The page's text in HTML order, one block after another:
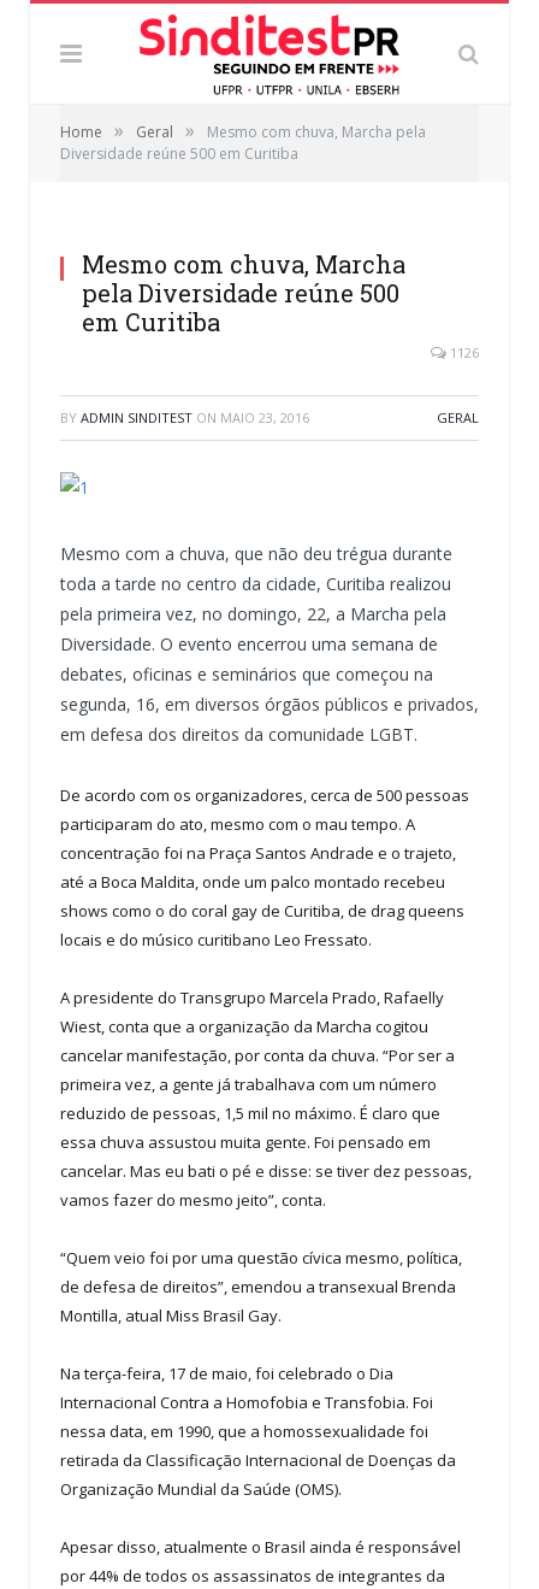
Home » Geral »
Mesmo com chuva, Marcha pela
Diversidade reúne 500 em Curitiba
Mesmo com chuva, Marcha
pela Diversidade reúne 500
em Curitiba
1126
BY ADMIN SINDITEST ON MAIO 23, 2016 GERAL
Mesmo com a chuva, que não deu trégua durante
toda a tarde no centro da cidade, Curitiba realizou
pela primeira vez, no domingo, 22, a Marcha pela
Diversidade. O evento encerrou uma semana de
debates, oficinas e seminários que começou na
segunda, 16, em diversos órgãos públicos e privados,
em defesa dos direitos da comunidade LGBT.
De acordo com os organizadores, cerca de 500 pessoas
participaram do ato, mesmo com o mau tempo. A
concentração foi na Praça Santos Andrade e o trajeto,
até a Boca Maldita, onde um palco montado recebeu
shows como o do coral gay de Curitiba, de drag queens
locais e do músico curitibano Leo Fressato.
A presidente do Transgrupo Marcela Prado, Rafaelly
Wiest, conta que a organização da Marcha cogitou
cancelar manifestação, por conta da chuva. “Por ser a
primeira vez, a gente já trabalhava com um número
reduzido de pessoas, 1,5 mil no máximo. É claro que
essa chuva assustou muita gente. Foi pensado em
cancelar. Mas eu bati o pé e disse: se tiver dez pessoas,
vamos fazer do mesmo jeito”, conta.
“Quem veio foi por uma questão cívica mesmo, política,
de defesa de direitos”, emendou a transexual Brenda
Montilla, atual Miss Brasil Gay.
Na terça-feira, 17 de maio, foi celebrado o Dia
Internacional Contra a Homofobia e Transfobia. Foi
nessa data, em 1990, que a homossexualidade foi
retirada da Classificação Internacional de Doenças da
Organização Mundial da Saúde (OMS).
Apesar disso, atualmente o Brasil ainda é responsável
por 44% de todos os assassinatos de integrantes da